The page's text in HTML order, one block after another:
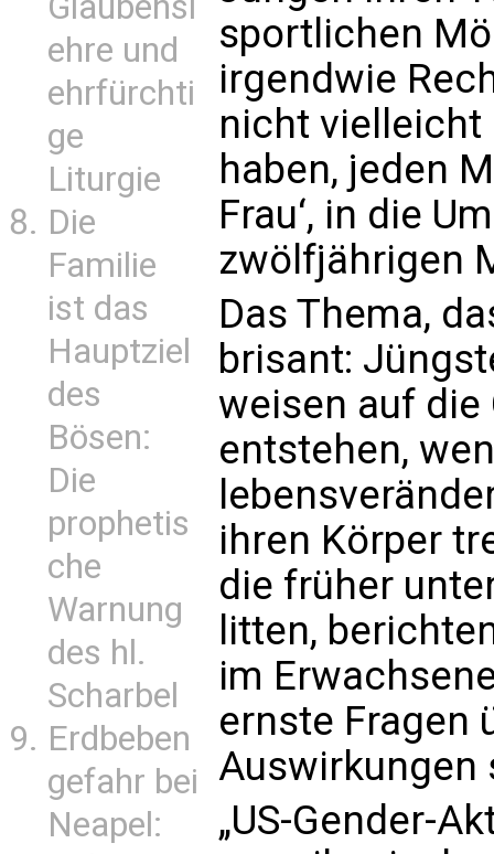
ehre und
ehrfürchti
ge
Liturgie
Die
Familie
ist das
Hauptziel
des
Bösen:
Die
prophetis
che
Warnung
des hl.
Scharbel
Erdbeben
gefahr bei
Neapel:
sportlichen
irgendwie
nicht
haben, jeden
Frau‘, in die
zwölfjährigen
Das Thema,
brisant:
weisen auf die
entstehen,
ihren Körper
die früher
litten,
im
ernste Fragen
„US-Gender-